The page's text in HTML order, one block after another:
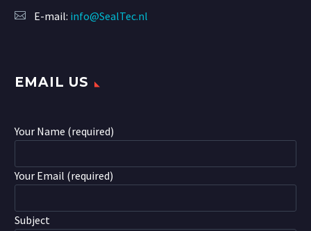
E-mail: info@SealTec.nl
EMAIL US
Your Name (required)
Your Email (required)
Subject